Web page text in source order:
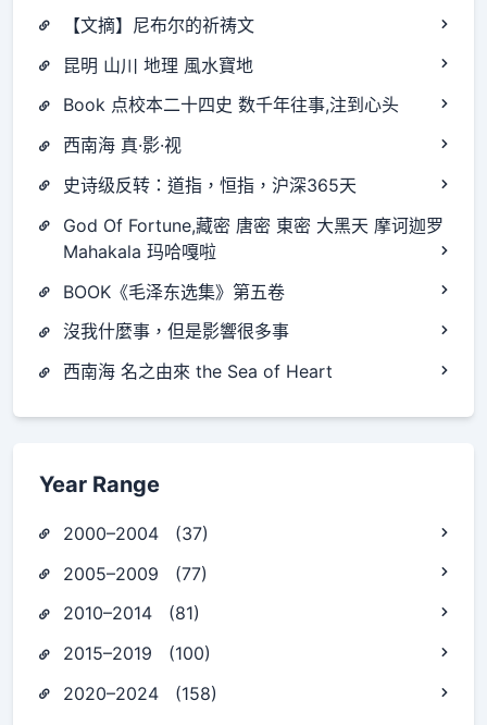
【文摘】尼布尔的祈祷文
昆明 山川 地理 風水寶地
Book 点校本二十四史 数千年往事,注到心头
西南海 真·影·视
史诗级反转：道指，恒指，沪深365天
God Of Fortune,藏密 唐密 東密 大黑天 摩诃迦罗
Mahakala 玛哈嘎啦
BOOK《毛泽东选集》第五卷
沒我什麼事，但是影響很多事
西南海 名之由來 the Sea of Heart
Year Range
2000–2004 (37)
2005–2009 (77)
2010–2014 (81)
2015–2019 (100)
2020–2024 (158)